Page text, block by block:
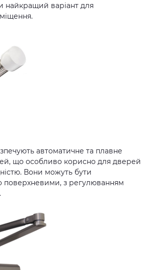
найкращий варіант для
автоматичне та плавне
що особливо корисно для дверей
Вони можуть бути
поверхневими, з регулюванням